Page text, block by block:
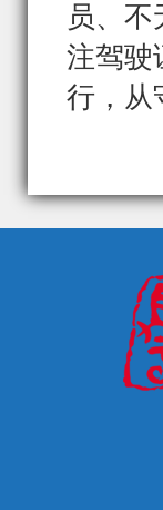
员、
注驾驶
行，从